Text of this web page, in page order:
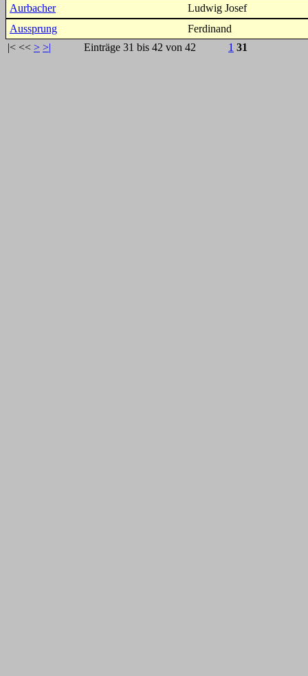
Aurbacher
Ludwig Josef
Aussprung
Ferdinand
|< << > >| Einträge 31 bis 42 von 42 1 31